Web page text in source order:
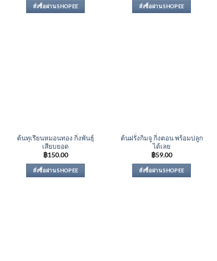
สั่งซื้อผ่าน SHOPEE สั่งซื้อผ่าน SHOPEE
ต้นทุเรียนหมอนทอง กิ่งพันธุ์
เสียบยอด
฿150.00
สั่งซื้อผ่าน SHOPEE
ต้นฝรั่งกิมจู กิ่งตอน พร้อมปลูก
ได้เลย
฿59.00
สั่งซื้อผ่าน SHOPEE